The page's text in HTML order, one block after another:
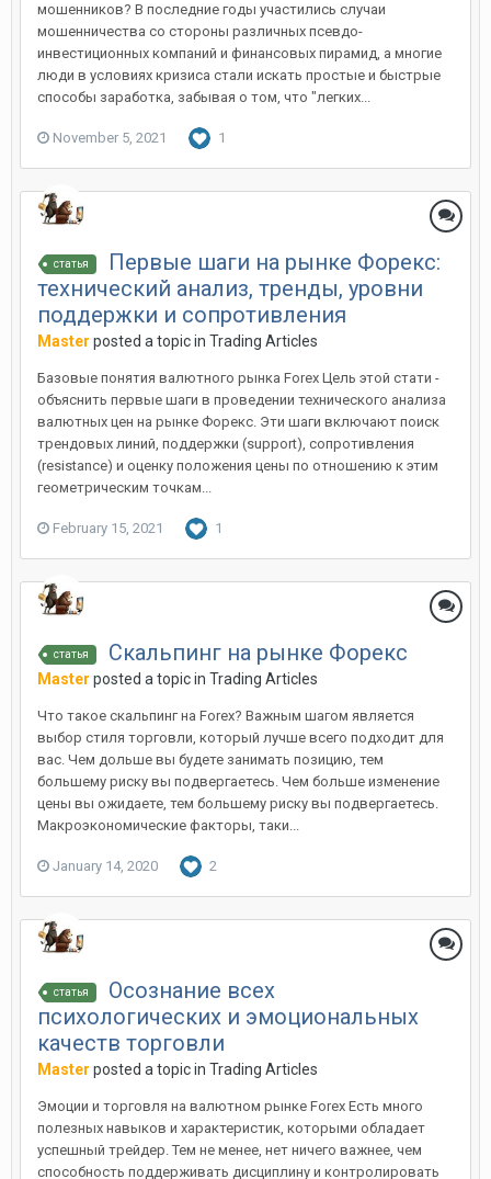
мошенников? В последние годы участились случаи
мошенничества со стороны различных псевдо-
инвестиционных компаний и финансовых пирамид, а многие
люди в условиях кризиса стали искать простые и быстрые
способы заработка, забывая о том, что "легких...
November 5, 2021 1
статья
Первые шаги на рынке Форекс:
технический анализ, тренды, уровни
поддержки и сопротивления
Master posted a topic in Trading Articles
Базовые понятия валютного рынка Forex Цель этой стати -
объяснить первые шаги в проведении технического анализа
валютных цен на рынке Форекс. Эти шаги включают поиск
трендовых линий, поддержки (support), сопротивления
(resistance) и оценку положения цены по отношению к этим
геометрическим точкам...
February 15, 2021 1
статья Скальпинг на рынке Форекс
Master posted a topic in Trading Articles
Что такое скальпинг на Forex? Важным шагом является
выбор стиля торговли, который лучше всего подходит для
вас. Чем дольше вы будете занимать позицию, тем
большему риску вы подвергаетесь. Чем больше изменение
цены вы ожидаете, тем большему риску вы подвергаетесь.
Макроэкономические факторы, таки...
January 14, 2020 2
статья
Осознание всех
психологических и эмоциональных
качеств торговли
Master posted a topic in Trading Articles
Эмоции и торговля на валютном рынке Forex Есть много
полезных навыков и характеристик, которыми обладает
успешный трейдер. Тем не менее, нет ничего важнее, чем
способность поддерживать дисциплину и контролировать